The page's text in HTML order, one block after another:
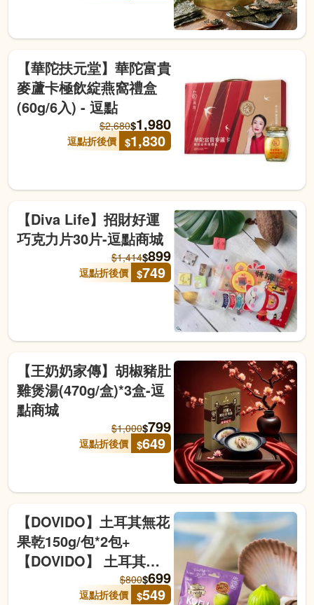
【華陀扶元堂】華陀富貴
麥蘆卡極飲綻燕窩禮盒
(60g/6入) - 逗點
$2,680$1,980
逗點折後價 $1,830
【Diva Life】招財好運
巧克力片30片-逗點商城
$1,414$899
逗點折後價 $749
【王奶奶家傳】胡椒豬肚
雞煲湯(470g/盒)*3盒-逗
點商城
$1,000$799
逗點折後價 $649
【DOVIDO】土耳其無花
果乾150g/包*2包+
【DOVIDO】 土耳其杏
桃乾140g/包*2包-逗點商
$800$699
逗點折後價 $549